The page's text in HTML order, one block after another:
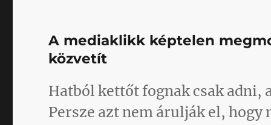
A mediaklikk képtelen
közvetít
Hatból kettőt fognak csak
Persze azt nem árulják el,